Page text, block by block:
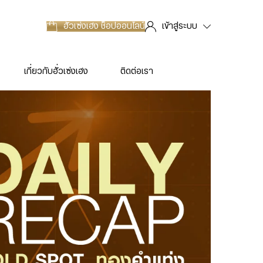
ฮั่วเซ่งเฮงช็อปออนไลน์ เข้าสู่ระบบ
เกี่ยวกับฮั่วเซ่งเฮง ติดต่อเรา